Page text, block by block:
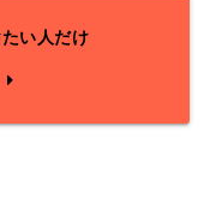
い人だけ